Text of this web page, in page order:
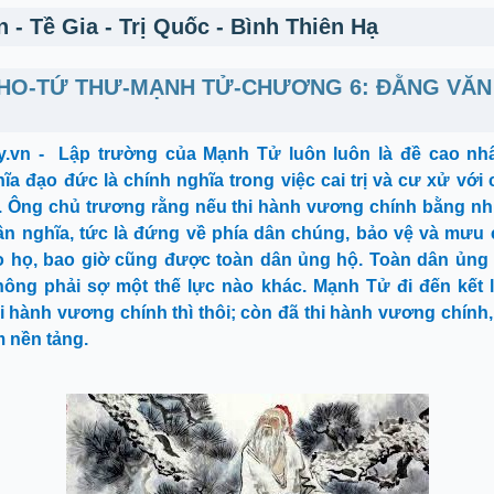
- Tề Gia - Trị Quốc - Bình Thiên Hạ
TỨ THƯ-MẠNH TỬ-CHƯƠNG 6: ĐẰNG
-
Lập trường của Mạnh Tử luôn luôn là đề cao
đạo đức là chính nghĩa trong việc cai trị và cư xử với
Ông chủ trương rằng nếu thi hành vương chính bằng
nghĩa, tức là đứng về phía dân chúng, bảo vệ và mưu
họ, bao giờ cũng được toàn dân ủng hộ. Toàn dân ủng
phải sợ một thế lực nào khác. Mạnh Tử đi đến kết
hành vương chính thì thôi; còn đã thi hành vương
nền tảng.